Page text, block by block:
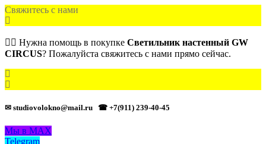
Свяжитесь с нами
🙋‍♂️ Нужна помощь в покупке Светильник настенный GW
CIRCUS? Пожалуйста свяжитесь с нами прямо сейчас.
✉ studiovolokno@mail.ru ☎ +7(911) 239-40-45
Мы в MAX
Telegram